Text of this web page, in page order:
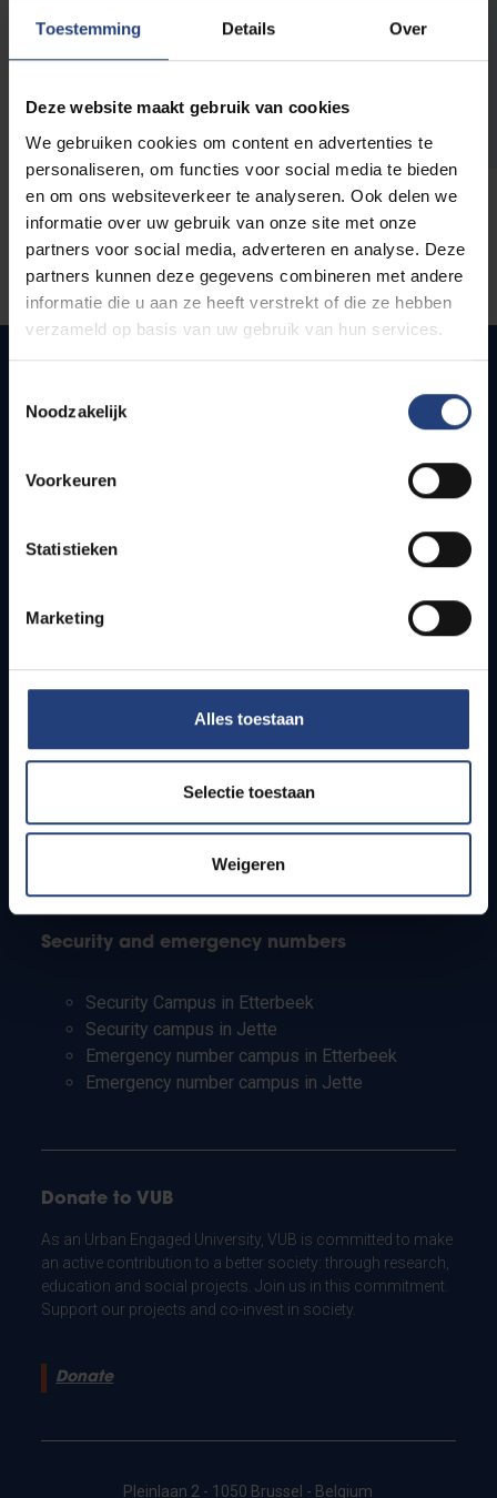
Toestemming Details Over
Deze website maakt gebruik van cookies
We gebruiken cookies om content en advertenties te
personaliseren, om functies voor social media te bieden
en om ons websiteverkeer te analyseren. Ook delen we
informatie over uw gebruik van onze site met onze
partners voor social media, adverteren en analyse. Deze
partners kunnen deze gegevens combineren met andere
informatie die u aan ze heeft verstrekt of die ze hebben
verzameld op basis van uw gebruik van hun services.
Noodzakelijk
Voorkeuren
Statistieken
Marketing
Alles toestaan
Selectie toestaan
Weigeren
Quick links
How to get to the VUB campuses
Students
PhD students
Teachers and secondary schools
Working students
Security and emergency numbers
Security Campus in Etterbeek
Security campus in Jette
Emergency number campus in Etterbeek
Emergency number campus in Jette
Donate to VUB
As an Urban Engaged University, VUB is committed to make
an active contribution to a better society: through research,
education and social projects. Join us in this commitment.
Support our projects and co-invest in society.
Donate
Pleinlaan 2 - 1050 Brussel - Belgium